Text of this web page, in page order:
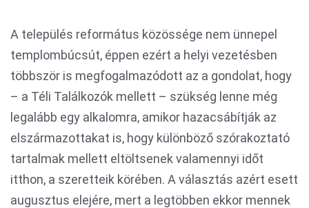
A település református közössége nem ünnepel
templombúcsút, éppen ezért a helyi vezetésben
többször is megfogalmazódott az a gondolat, hogy
– a Téli Találkozók mellett – szükség lenne még
legalább egy alkalomra, amikor hazacsábítják az
elszármazottakat is, hogy különböző szórakoztató
tartalmak mellett eltöltsenek valamennyi időt
itthon, a szeretteik körében. A választás azért esett
augusztus elejére, mert a legtöbben ekkor mennek